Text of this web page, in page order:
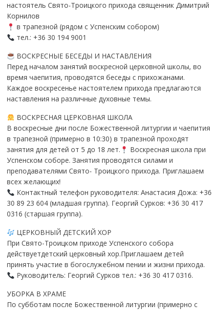
настоятель Свято-Троицкого прихода священник Димитрий
Корнилов
в трапезной (рядом с Успенским собором)
тел.: +36 30 194 9001
ВОСКРЕСНЫЕ БЕСЕДЫ И НАСТАВЛЕНИЯ
Перед началом занятий воскресной церковной школы, во
время чаепития, проводятся беседы с прихожанами.
Каждое воскресенье настоятелем прихода предлагаются
наставления на различные духовные темы.
ВОСКРЕСНАЯ ЦЕРКОВНАЯ ШКОЛА
В воскресные дни после Божественной литургии и чаепития
в трапезной (примерно в 10:30) в трапезной проходят
занятия для детей от 5 до 18 лет.
Воскресная школа при
Успенском соборе. Занятия проводятся силами и
преподавателями Свято- Троицкого прихода. Приглашаем
всех желающих!
Контактный телефон руководителя: Анастасия Дожа: +36
30 89 23 604 (младшая группа). Георгий Сурков: +36 30 417
0316 (старшая группа).
ЦЕРКОВНЫЙ ДЕТСКИЙ ХОР
При Свято-Троицком приходе Успенского собора
действуетдетский церковный хор.Приглашаем детей
принять участие в богослужебном пении и жизни прихода.
Руководитель: Георгий Сурков тел.: +36 30 417 0316.
УБОРКА В ХРАМЕ
По субботам после Божественной литургии (примерно с